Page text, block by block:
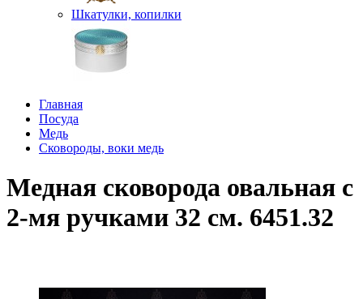
Шкатулки, копилки
Главная
Посуда
Медь
Сковороды, воки медь
Медная сковорода овальная с
2-мя ручками 32 см. 6451.32